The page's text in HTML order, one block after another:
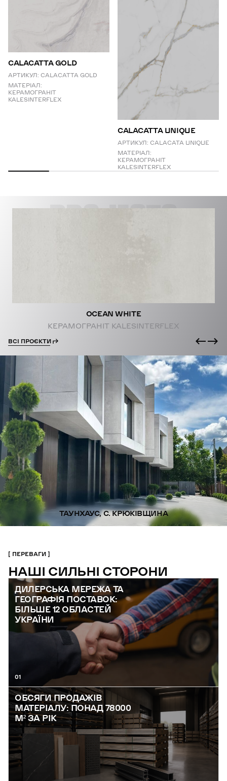
CALACATTA GOLD
АРТИКУЛ: CALACATTA GOLD
МАТЕРІАЛ:
КЕРАМОГРАНІТ
KALESINTERFLEX
СALACATTA UNIQUE
АРТИКУЛ: CALACATA UNIQUE
МАТЕРІАЛ:
КЕРАМОГРАНІТ
KALESINTERFLEX
PROJECTS
OCEAN WHITE
КЕРАМОГРАНІТ KALESINTERFLEX
ВСІ ПРОЄКТИ
ТАУНХАУС, С. КРЮКІВЩИНА
ПЕРЕВАГИ
НАШІ СИЛЬНІ СТОРОНИ
ДИЛЕРСЬКА МЕРЕЖА ТА
ГЕОГРАФІЯ ПОСТАВОК:
БІЛЬШЕ 12 ОБЛАСТЕЙ
УКРАЇНИ
01
ОБСЯГИ ПРОДАЖІВ
МАТЕРІАЛУ: ПОНАД 78000
М² ЗА РІК